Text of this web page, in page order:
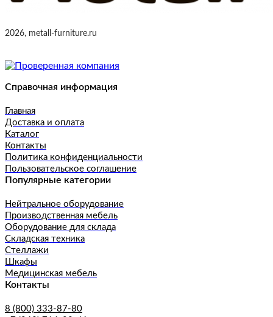
2026, metall-furniture.ru
Справочная информация
Главная
Доставка и оплата
Каталог
Контакты
Политика конфиденциальности
Пользовательское соглашение
Популярные категории
Нейтральное оборудование
Производственная мебель
Оборудование для склада
Складская техника
Стеллажи
Шкафы
Медицинская мебель
Контакты
8 (800) 333-87-80